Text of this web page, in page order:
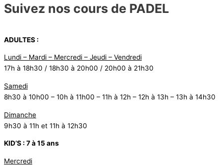
Suivez nos cours de PADEL
ADULTES :
Lundi – Mardi – Mercredi – Jeudi – Vendredi
17h à 18h30 / 18h30 à 20h00 / 20h00 à 21h30
Samedi
8h30 à 10h00 – 10h à 11h00 – 11h à 12h – 12h à 13h – 13h à 14h30
Dimanche
9h30 à 11h et 11h à 12h30
KID’S : 7 à 15 ans
Mercredi